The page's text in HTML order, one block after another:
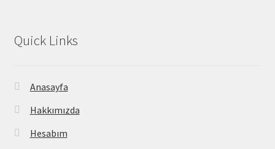
Quick Links
Anasayfa
Hakkımızda
Hesabım